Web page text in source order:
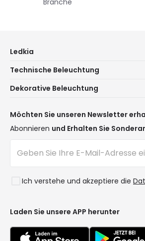
Ledkia
Kundenservice
Versandmethoden
Sind Sie ein Profi?
Ethikkonzept
Anmelden
Technische Beleuchtung
Marken
Beleuchtung für Unternehmen
Dekorative Beleuchtung
Trends
Premium-Dekor-Marken
Neue Dekorationen
Räume
Stile
Kollektionen
Möchten Sie unseren Newsletter
Abonnieren und Erhalten Sie
Ich verstehe und akzeptiere die
Laden Sie unsere APP herunter